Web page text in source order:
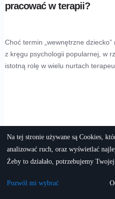
pracować w terapii?
Choć termin „wewnętrzne
z kręgu psychologii popularnej, w
istotną rolę w wielu nurtach
Na tej stronie używane są Cookies,
analizować ruch, oraz wyświetlać
Żeby to działało, potrzebujemy
Pozwól mi wybrać